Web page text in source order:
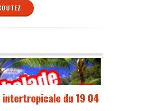
intertropicale du 19 04